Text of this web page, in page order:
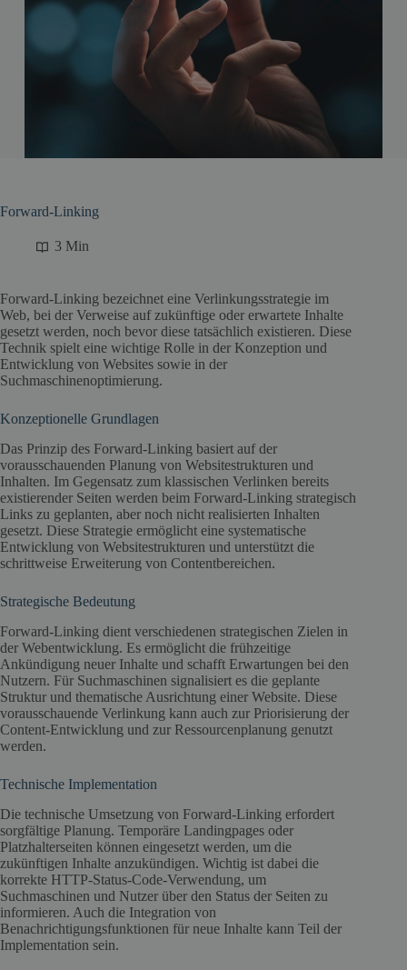
Forward-Linking
3 Min
Forward-Linking bezeichnet eine Verlinkungsstrategie im
Web, bei der Verweise auf zukünftige oder erwartete Inhalte
gesetzt werden, noch bevor diese tatsächlich existieren. Diese
Technik spielt eine wichtige Rolle in der Konzeption und
Entwicklung von Websites sowie in der
Suchmaschinenoptimierung.
Konzeptionelle Grundlagen
Das Prinzip des Forward-Linking basiert auf der
vorausschauenden Planung von Websitestrukturen und
Inhalten. Im Gegensatz zum klassischen Verlinken bereits
existierender Seiten werden beim Forward-Linking strategisch
Links zu geplanten, aber noch nicht realisierten Inhalten
gesetzt. Diese Strategie ermöglicht eine systematische
Entwicklung von Websitestrukturen und unterstützt die
schrittweise Erweiterung von Contentbereichen.
Strategische Bedeutung
Forward-Linking dient verschiedenen strategischen Zielen in
der Webentwicklung. Es ermöglicht die frühzeitige
Ankündigung neuer Inhalte und schafft Erwartungen bei den
Nutzern. Für Suchmaschinen signalisiert es die geplante
Struktur und thematische Ausrichtung einer Website. Diese
vorausschauende Verlinkung kann auch zur Priorisierung der
Content-Entwicklung und zur Ressourcenplanung genutzt
werden.
Technische Implementation
Die technische Umsetzung von Forward-Linking erfordert
sorgfältige Planung. Temporäre Landingpages oder
Platzhalterseiten können eingesetzt werden, um die
zukünftigen Inhalte anzukündigen. Wichtig ist dabei die
korrekte HTTP-Status-Code-Verwendung, um
Suchmaschinen und Nutzer über den Status der Seiten zu
informieren. Auch die Integration von
Benachrichtigungsfunktionen für neue Inhalte kann Teil der
Implementation sein.